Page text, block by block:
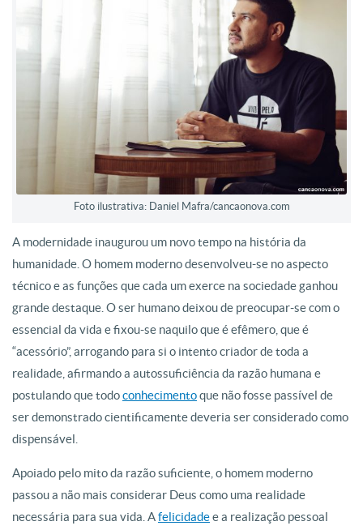
Foto ilustrativa: Daniel Mafra/cancaonova.com
A modernidade inaugurou um novo tempo na história da
humanidade. O homem moderno desenvolveu-se no aspecto
técnico e as funções que cada um exerce na sociedade ganhou
grande destaque. O ser humano deixou de preocupar-se com o
essencial da vida e fixou-se naquilo que é efêmero, que é
“acessório”, arrogando para si o intento criador de toda a
realidade, afirmando a autossuficiência da razão humana e
postulando que todoconhecimentoque não fosse passível de
ser demonstrado cientificamente deveria ser considerado como
dispensável.
Apoiado pelo mito da razão suficiente, o homem moderno
passou a não mais considerar Deus como uma realidade
necessária para sua vida. Afelicidadee a realização pessoal